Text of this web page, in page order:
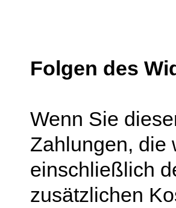
Folgen des
Wenn Sie
Zahlungen, die
einschließlich
zusätzlichen